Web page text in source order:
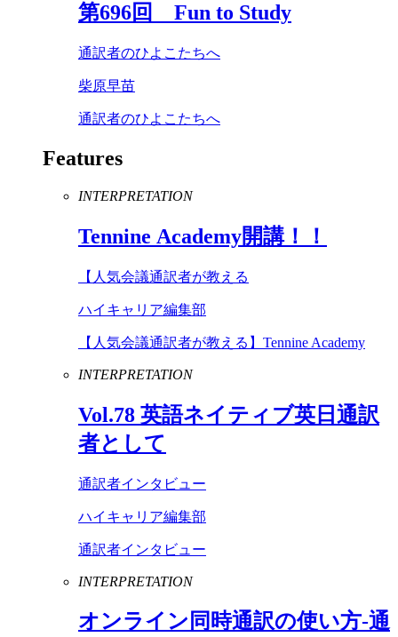
第696回 Fun to Study
通訳者のひよこたちへ
柴原早苗
通訳者のひよこたちへ
Features
INTERPRETATION
Tennine Academy開講！！
【人気会議通訳者が教える
ハイキャリア編集部
【人気会議通訳者が教える】Tennine Academy
INTERPRETATION
Vol.78 英語ネイティブ英日通訳
者として
通訳者インタビュー
ハイキャリア編集部
通訳者インタビュー
INTERPRETATION
オンライン同時通訳の使い方-通